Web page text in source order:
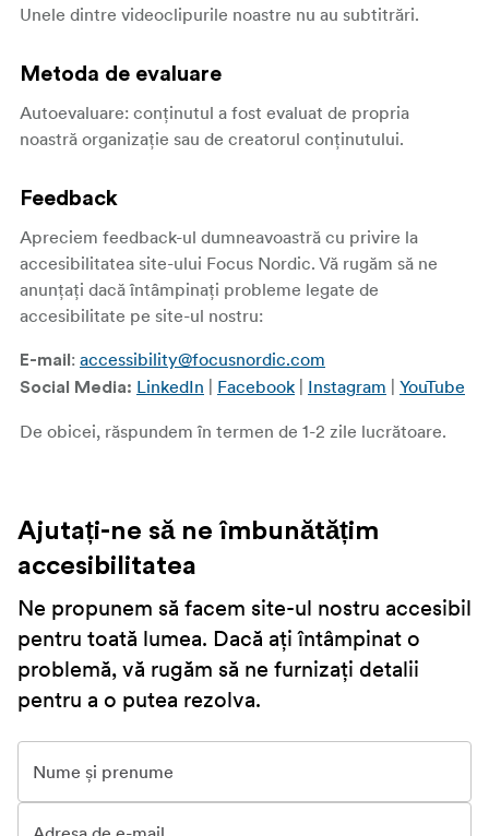
Unele dintre videoclipurile noastre nu au subtitrări.
Metoda de evaluare
Autoevaluare: conținutul a fost evaluat de propria
noastră organizație sau de creatorul conținutului.
Feedback
Apreciem feedback-ul dumneavoastră cu privire la
accesibilitatea site-ului Focus Nordic. Vă rugăm să ne
anunțați dacă întâmpinați probleme legate de
accesibilitate pe site-ul nostru:
E-mail : accessibility@focusnordic.com
Social Media: LinkedIn Facebook Instagram YouTube
De obicei, răspundem în termen de 1-2 zile lucrătoare.
Ajutați-ne să ne îmbunătățim
accesibilitatea
Ne propunem să facem site-ul nostru accesibil
pentru toată lumea. Dacă ați întâmpinat o
problemă, vă rugăm să ne furnizați detalii
pentru a o putea rezolva.
Nume și prenume